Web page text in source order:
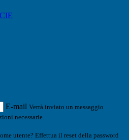
E-mail Verrà inviato un messaggio
necessarie.
utente? Effettua il reset della password